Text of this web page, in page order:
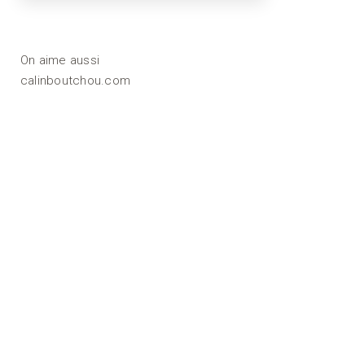
On aime aussi
calinboutchou.com